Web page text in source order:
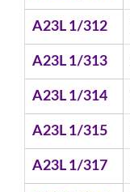
A23L 1/312
A23L 1/313
A23L 1/314
A23L 1/315
A23L 1/317